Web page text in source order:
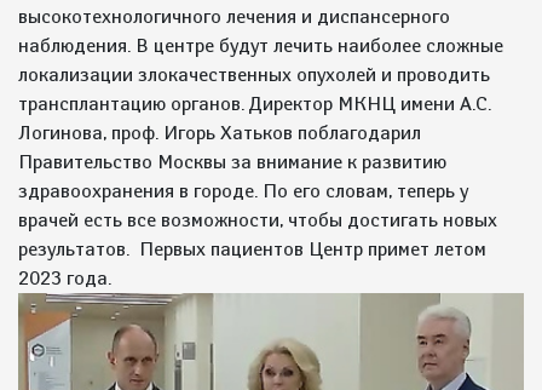
высокотехнологичного лечения и диспансерного
наблюдения. В центре будут лечить наиболее сложные
локализации злокачественных опухолей и проводить
трансплантацию органов. Директор МКНЦ имени А.С.
Логинова, проф. Игорь Хатьков поблагодарил
Правительство Москвы за внимание к развитию
здравоохранения в городе. По его словам, теперь у
врачей есть все возможности, чтобы достигать новых
результатов. Первых пациентов Центр примет летом
2023 года.